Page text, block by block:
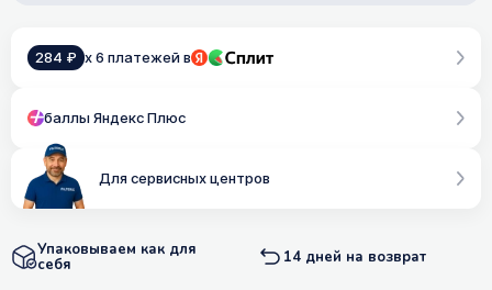
284 ₽ x 6 платежей в
баллы Яндекс Плюс
Для сервисных центров
Упаковываем как для
себя 14 дней на возврат